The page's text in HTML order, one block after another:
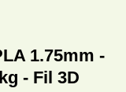
1.75mm -
- Fil 3D